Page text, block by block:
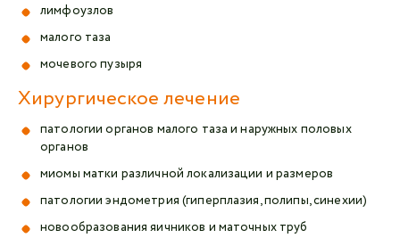
лимфоузлов
малого таза
мочевого пузыря
Хирургическое лечение
патологии органов малого таза и наружных половых
органов
миомы матки различной локализации и размеров
патологии эндометрия (гиперплазия, полипы, синехии)
новообразования яичников и маточных труб